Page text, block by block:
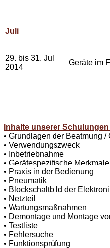
Juli
29. bis 31. Juli
2014
Geräte im
Inhalte unserer
• Grundlagen der Beatmung
• Verwendungszweck
• Inbetriebnahme
• Gerätespezifische Merkmale
• Praxis in der Bedienung
• Pneumatik
• Blockschaltbild der
• Netzteil
• Wartungsmaßnahmen
• Demontage und Montage
• Testliste
• Fehlersuche
• Funktionsprüfung